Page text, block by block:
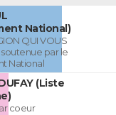
National)
QUI VOUS
soutenue par le
National
(Liste
coeur